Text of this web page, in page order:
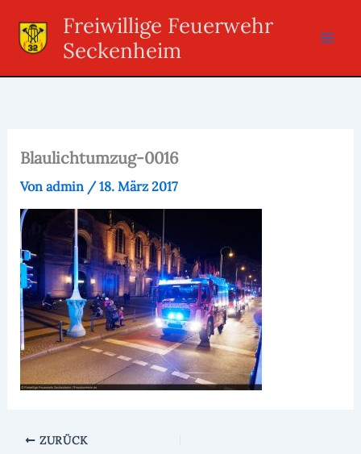
Inhalt
springen
Freiwillige Feuerwehr
Seckenheim
Blaulichtumzug-0016
Von admin /18. März 2017
ZURÜCK